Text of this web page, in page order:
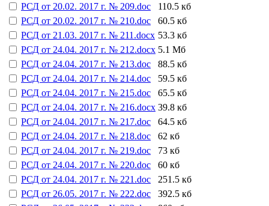
РСД от 20.02. 2017 г. № 209.doc
110.5 кб
РСД от 20.02. 2017 г. № 210.doc
60.5 кб
РСД от 21.03. 2017 г. № 211.docx 53.3 кб
РСД от 24.04. 2017 г. № 212.docx 5.1 Мб
РСД от 24.04. 2017 г. № 213.doc
88.5 кб
РСД от 24.04. 2017 г. № 214.doc
59.5 кб
РСД от 24.04. 2017 г. № 215.doc
65.5 кб
РСД от 24.04. 2017 г. № 216.docx 39.8 кб
РСД от 24.04. 2017 г. № 217.doc
64.5 кб
РСД от 24.04. 2017 г. № 218.doc
62 кб
РСД от 24.04. 2017 г. № 219.doc
73 кб
РСД от 24.04. 2017 г. № 220.doc
60 кб
РСД от 24.04. 2017 г. № 221.doc
251.5 кб
РСД от 26.05. 2017 г. № 222.doc
392.5 кб